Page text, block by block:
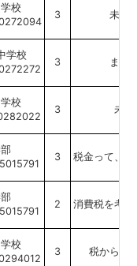
校
3 未来
学校
3 まち
校
3 未
3 税金って、
2 消費税を考
校
3 税から生